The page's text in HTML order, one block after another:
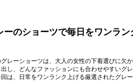
のショーツで毎日をワンラン
レーショーツは、大人の女性の下着選びに欠
し、どんなファッションにも合わせやすいグ
は、日常をワンランク上げる厳選されたグレ